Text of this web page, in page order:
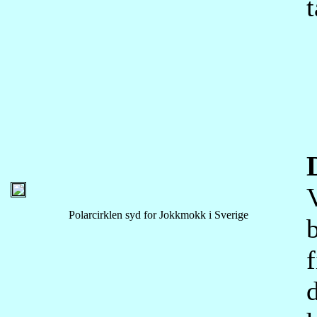
Polarcirklen syd for Jokkmokk i Sverige